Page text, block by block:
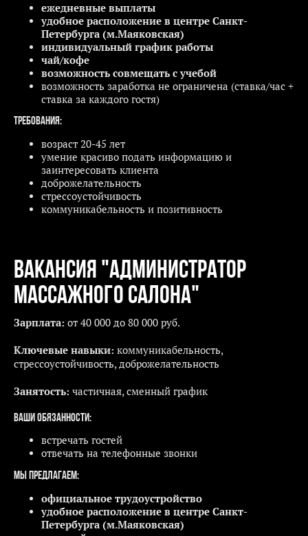
ежедневные выплаты
удобное расположение в центре Санкт-
Петербурга (м.Маяковская)
индивидуальный график работы
чай/кофе
возможность совмещать с учебой
возможность заработка не ограничена (ставка/час +
ставка за каждого гостя)
Требования:
возраст 20-45 лет
умение красиво подать информацию и
заинтересовать клиента
доброжелательность
стрессоустойчивость
коммуникабельность и позитивность
Вакансия "Администратор
массажного салона"
Зарплата: от 40 000 до 80 000 руб.
Ключевые навыки: коммуникабельность,
cтрессоустойчивость, доброжелательность
Занятость: частичная, сменный график
Ваши обязанности:
встречать гостей
отвечать на телефонные звонки
Мы предлагаем:
официальное трудоустройство
удобное расположение в центре Санкт-
Петербурга (м.Маяковская)